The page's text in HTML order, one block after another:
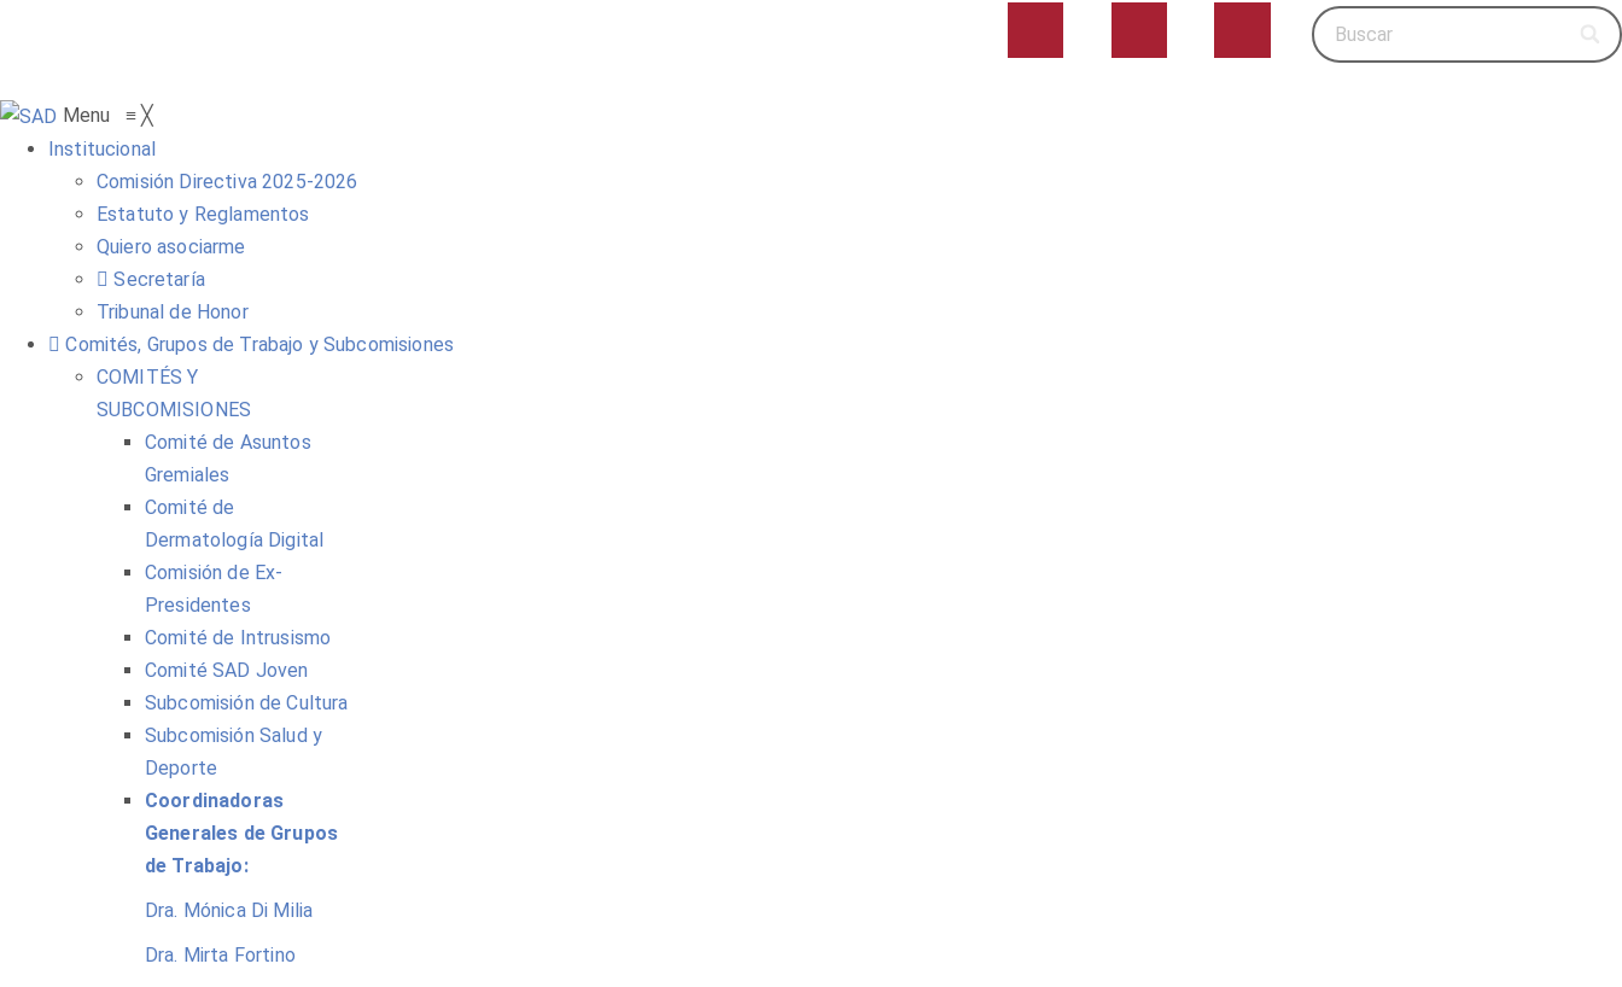
Menu ≡ ╳
Institucional
Comisión Directiva 2025-2026
Estatuto y Reglamentos
Quiero asociarme
Secretaría
Tribunal de Honor
Comités, Grupos de Trabajo y Subcomisiones
COMITÉS Y
SUBCOMISIONES
Comité de Asuntos
Gremiales
Comité de
Dermatología Digital
Comisión de Ex-
Presidentes
Comité de Intrusismo
Comité SAD Joven
Subcomisión de Cultura
Subcomisión Salud y
Deporte
Coordinadoras
Generales de Grupos
de Trabajo:
Dra. Mónica Di Milia
Dra. Mirta Fortino